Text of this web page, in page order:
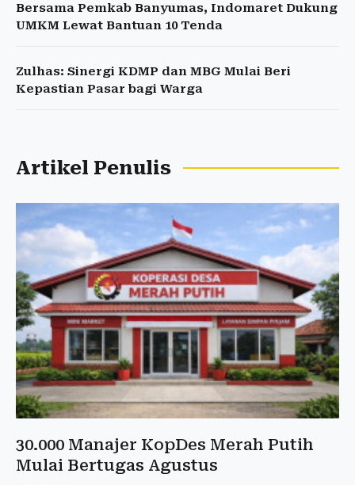
Bersama Pemkab Banyumas, Indomaret Dukung
UMKM Lewat Bantuan 10 Tenda
Zulhas: Sinergi KDMP dan MBG Mulai Beri
Kepastian Pasar bagi Warga
Artikel Penulis
30.000 Manajer KopDes Merah Putih
Mulai Bertugas Agustus